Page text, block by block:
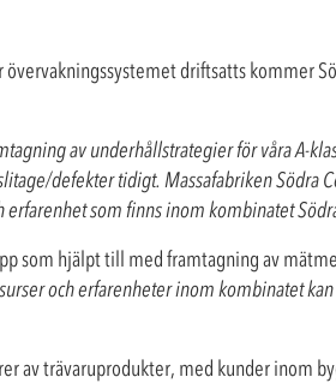
driftsatts kommer
av underhållstrategier för våra A-
defekter tidigt. Massafabriken Södra
som finns inom kombinatet
som hjälpt till med framtagning av
och erfarenheter inom kombinatet
av trävaruprodukter, med kunder inom